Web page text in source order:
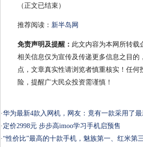
（正文已结束）
推荐阅读： 新半岛网
免责声明及提醒： 此文内容为本网所转载
相关信息仅为宣传及传递更多信息之目的
点，文章真实性请浏览者慎重核实！任何
险，提醒广大民众投资需谨慎！
·华为最新4款入网机，网友：竟有一款采用了
· 定价2998元 步步高imoo学习手机启预售
·“性价比”最高的十款手机，魅族第一、红米第